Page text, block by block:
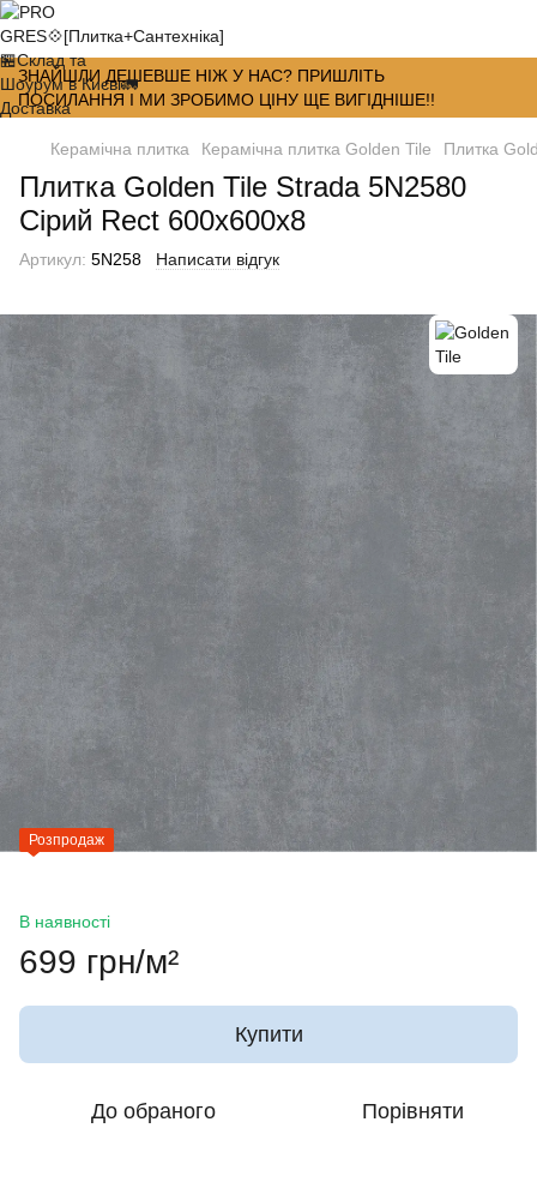
ЗНАЙШЛИ ДЕШЕВШЕ НІЖ У НАС? ПРИШЛІТЬ
ПОСИЛАННЯ І МИ ЗРОБИМО ЦІНУ ЩЕ ВИГІДНІШЕ!!
Керамічна плитка Керамічна плитка Golden Tile Плитка
Плитка Golden Tile Strada 5N2580
Сірий Rect 600x600x8
Артикул: 5N258 Написати відгук
Розпродаж
В наявності
699 грн/м²
Купити
До обраного Порівняти